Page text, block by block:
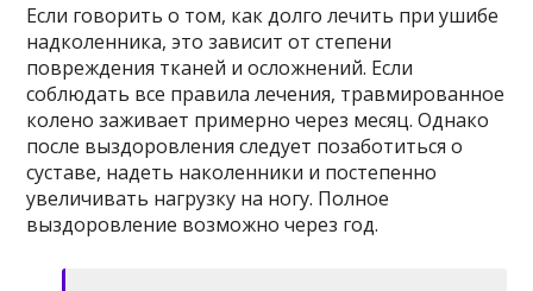
Если говорить о том, как долго лечить при ушибе
надколенника, это зависит от степени
повреждения тканей и осложнений. Если
соблюдать все правила лечения, травмированное
колено заживает примерно через месяц. Однако
после выздоровления следует позаботиться о
суставе, надеть наколенники и постепенно
увеличивать нагрузку на ногу. Полное
выздоровление возможно через год.